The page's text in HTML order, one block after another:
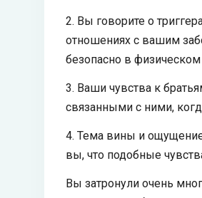
2. Вы говорите о
отношениях с вашим
безопасно в физическом
3. Ваши чувства к
связанными с ними,
4. Тема вины и
вы, что подобные
Вы затронули очень